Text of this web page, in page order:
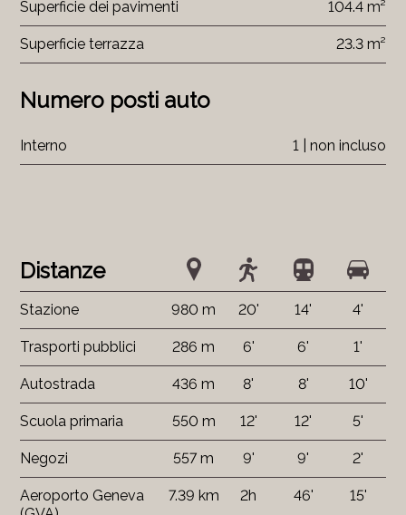
Distanze
Stazione 980 m 20' 14' 4'
Trasporti pubblici 286 m 6' 6' 1'
Autostrada 436 m 8' 8' 10'
Scuola primaria 550 m 12' 12' 5'
Negozi 557 m 9' 9' 2'
Aeroporto Geneva
7.39 km 2h 46' 15'
Superficie dei pavimenti 104.4 m²
Superficie terrazza 23.3 m²
Numero posti auto
Interno 1 | non incluso